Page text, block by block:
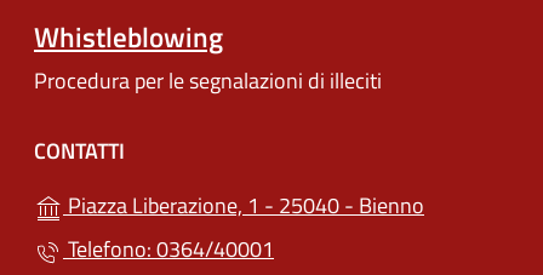
Whistleblowing
Procedura per le segnalazioni di illeciti
CONTATTI
Piazza Liberazione, 1 - 25040 - Bienno
Telefono: 0364/40001